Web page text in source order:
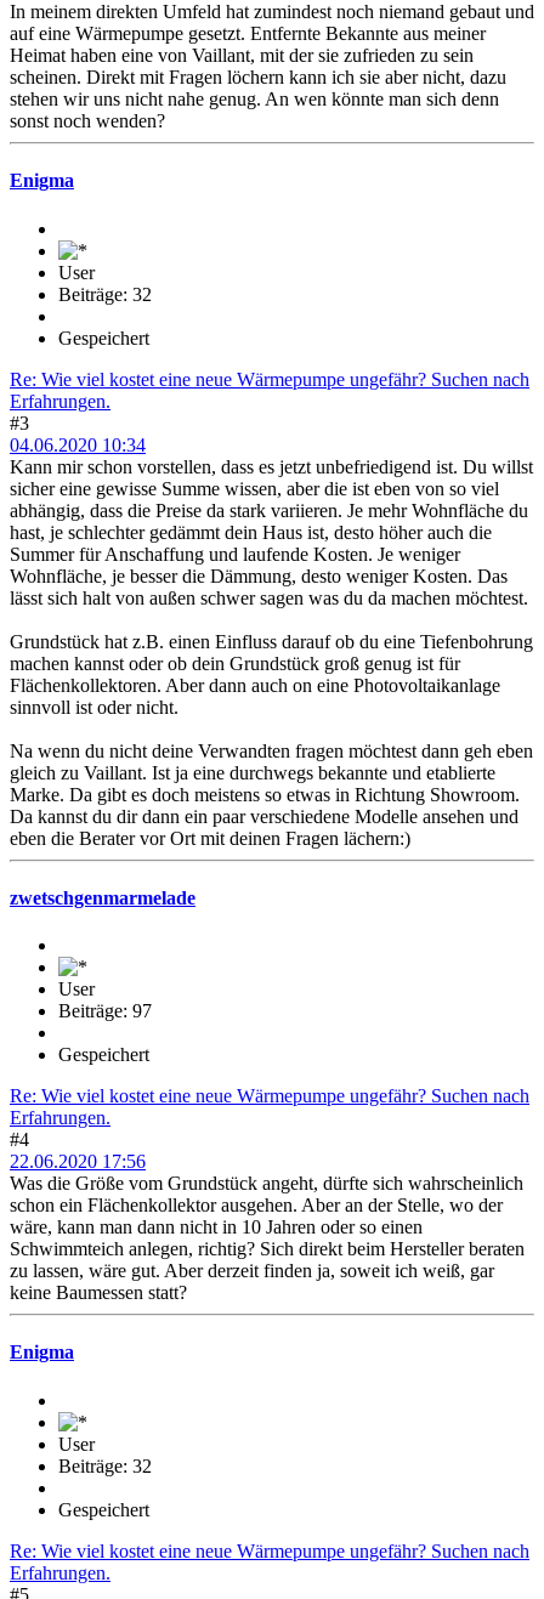
In meinem direkten Umfeld hat zumindest noch niemand gebaut und
auf eine Wärmepumpe gesetzt. Entfernte Bekannte aus meiner
Heimat haben eine von Vaillant, mit der sie zufrieden zu sein
scheinen. Direkt mit Fragen löchern kann ich sie aber nicht, dazu
stehen wir uns nicht nahe genug. An wen könnte man sich denn
sonst noch wenden?
Enigma
User
Beiträge: 32
Gespeichert
Re: Wie viel kostet eine neue Wärmepumpe ungefähr? Suchen nach
Erfahrungen.
#3
04.06.2020 10:34
Kann mir schon vorstellen, dass es jetzt unbefriedigend ist. Du willst
sicher eine gewisse Summe wissen, aber die ist eben von so viel
abhängig, dass die Preise da stark variieren. Je mehr Wohnfläche du
hast, je schlechter gedämmt dein Haus ist, desto höher auch die
Summer für Anschaffung und laufende Kosten. Je weniger
Wohnfläche, je besser die Dämmung, desto weniger Kosten. Das
lässt sich halt von außen schwer sagen was du da machen möchtest.
Grundstück hat z.B. einen Einfluss darauf ob du eine Tiefenbohrung
machen kannst oder ob dein Grundstück groß genug ist für
Flächenkollektoren. Aber dann auch on eine Photovoltaikanlage
sinnvoll ist oder nicht.
Na wenn du nicht deine Verwandten fragen möchtest dann geh eben
gleich zu Vaillant. Ist ja eine durchwegs bekannte und etablierte
Marke. Da gibt es doch meistens so etwas in Richtung Showroom.
Da kannst du dir dann ein paar verschiedene Modelle ansehen und
eben die Berater vor Ort mit deinen Fragen lächern:)
zwetschgenmarmelade
User
Beiträge: 97
Gespeichert
Re: Wie viel kostet eine neue Wärmepumpe ungefähr? Suchen nach
Erfahrungen.
#4
22.06.2020 17:56
Was die Größe vom Grundstück angeht, dürfte sich wahrscheinlich
schon ein Flächenkollektor ausgehen. Aber an der Stelle, wo der
wäre, kann man dann nicht in 10 Jahren oder so einen
Schwimmteich anlegen, richtig? Sich direkt beim Hersteller beraten
zu lassen, wäre gut. Aber derzeit finden ja, soweit ich weiß, gar
keine Baumessen statt?
Enigma
User
Beiträge: 32
Gespeichert
Re: Wie viel kostet eine neue Wärmepumpe ungefähr? Suchen nach
Erfahrungen.
#5